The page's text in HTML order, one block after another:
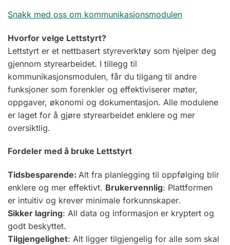
Snakk med oss om kommunikasjonsmodulen
Hvorfor velge Lettstyrt?
Lettstyrt er et nettbasert styreverktøy som hjelper deg
gjennom styrearbeidet. I tillegg til
kommunikasjonsmodulen, får du tilgang til andre
funksjoner som forenkler og effektiviserer møter,
oppgaver, økonomi og dokumentasjon. Alle modulene
er laget for å gjøre styrearbeidet enklere og mer
oversiktlig.
Fordeler med å bruke Lettstyrt
Tidsbesparende: Alt fra planlegging til oppfølging blir
enklere og mer effektivt. Brukervennlig: Plattformen
er intuitiv og krever minimale forkunnskaper.
Sikker lagring: All data og informasjon er kryptert og
godt beskyttet.
Tilgjengelighet: Alt ligger tilgjengelig for alle som skal